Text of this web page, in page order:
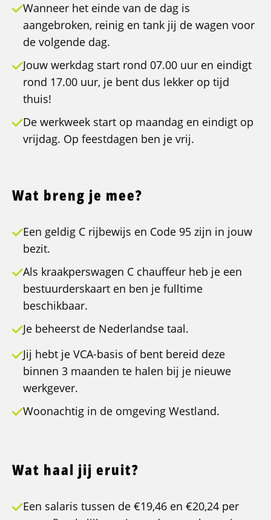
Wanneer het einde van de dag is
aangebroken, reinig en tank jij de wagen voor
de volgende dag.
Jouw werkdag start rond 07.00 uur en eindigt
rond 17.00 uur, je bent dus lekker op tijd
thuis!
De werkweek start op maandag en eindigt op
vrijdag. Op feestdagen ben je vrij.
Wat breng je mee?
Een geldig C rijbewijs en Code 95 zijn in jouw
bezit.
Als kraakperswagen C chauffeur heb je een
bestuurderskaart en ben je fulltime
beschikbaar.
Je beheerst de Nederlandse taal.
Jij hebt je VCA-basis of bent bereid deze
binnen 3 maanden te halen bij je nieuwe
werkgever.
Woonachtig in de omgeving Westland.
Wat haal jij eruit?
Een salaris tussen de €19,46 en €20,24 per